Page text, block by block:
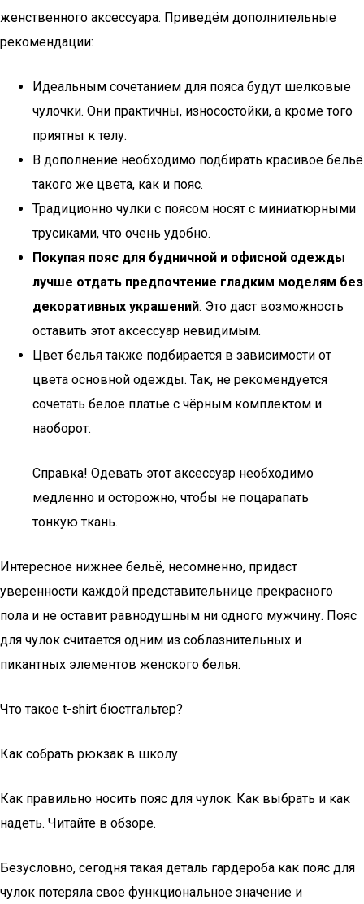
женственного аксессуара. Приведём дополнительные
рекомендации:
Идеальным сочетанием для пояса будут шелковые
чулочки. Они практичны, износостойки, а кроме того
приятны к телу.
В дополнение необходимо подбирать красивое бельё
такого же цвета, как и пояс.
Традиционно чулки с поясом носят с миниатюрными
трусиками, что очень удобно.
Покупая пояс для будничной и офисной одежды
лучше отдать предпочтение гладким моделям без
декоративных украшений. Это даст возможность
оставить этот аксессуар невидимым.
Цвет белья также подбирается в зависимости от
цвета основной одежды. Так, не рекомендуется
сочетать белое платье с чёрным комплектом и
наоборот.
Справка! Одевать этот аксессуар необходимо
медленно и осторожно, чтобы не поцарапать
тонкую ткань.
Интересное нижнее бельё, несомненно, придаст
уверенности каждой представительнице прекрасного
пола и не оставит равнодушным ни одного мужчину. Пояс
для чулок считается одним из соблазнительных и
пикантных элементов женского белья.
Что такое t-shirt бюстгальтер?
Как собрать рюкзак в школу
Как правильно носить пояс для чулок. Как выбрать и как
надеть. Читайте в обзоре.
Безусловно, сегодня такая деталь гардероба как пояс для
чулок потеряла свое функциональное значение и